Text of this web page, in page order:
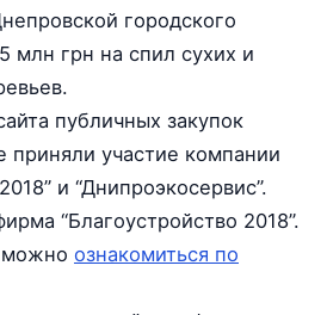
городского
млн грн на спил сухих и
публичных закупок
приняли участие компании
и “Днипроэкосервис”.
“Благоустройство 2018”.
можно ознакомиться по